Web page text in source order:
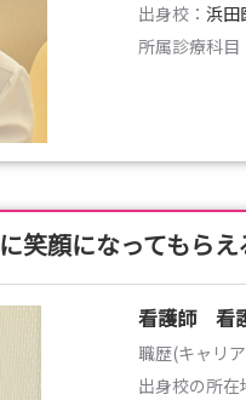
出身校： 浜田
所属診療科目
笑顔になってもら
看護師 看
職歴(キャリア
出身校の所在